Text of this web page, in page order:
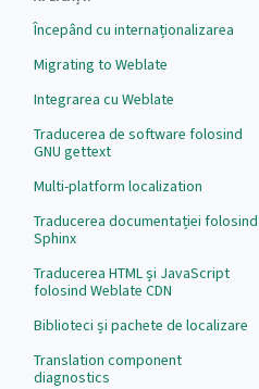
Începând cu internaționalizarea
Migrating to Weblate
Integrarea cu Weblate
Traducerea de software folosind
GNU gettext
Multi-platform localization
Traducerea documentației folosind
Sphinx
Traducerea HTML și JavaScript
folosind Weblate CDN
Biblioteci și pachete de localizare
Translation component
diagnostics